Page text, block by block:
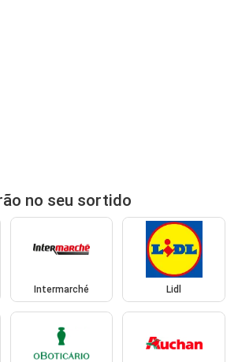
no seu sortido
Intermarché Lidl